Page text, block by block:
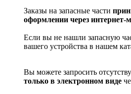
Заказы на запасные части
оформлении через интернет-
Если вы не нашли запасную
вашего устройства в нашем
Вы можете запросить
только в электронном виде